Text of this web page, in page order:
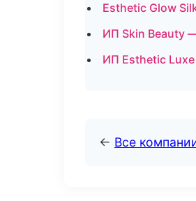
Esthetic Glow
ИП Skin Beauty
ИП Esthetic
← Все